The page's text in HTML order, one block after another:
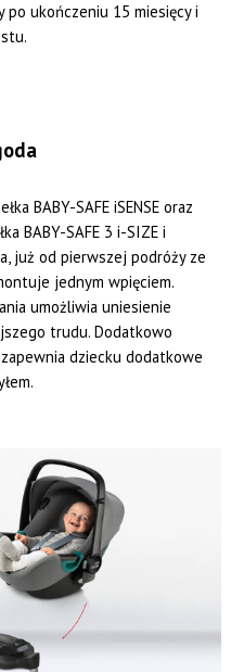
po ukończeniu 15 miesięcy i
BABY-SAFE iSENSE oraz
BABY-SAFE 3 i-SIZE i
już od pierwszej podróży ze
jednym wpięciem.
umożliwia uniesienie
trudu. Dodatkowo
dziecku dodatkowe